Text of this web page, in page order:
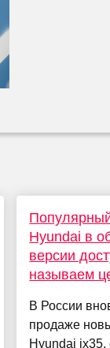
Hyundai в
версии
называем
В России
продаже
Hyundai ix35,